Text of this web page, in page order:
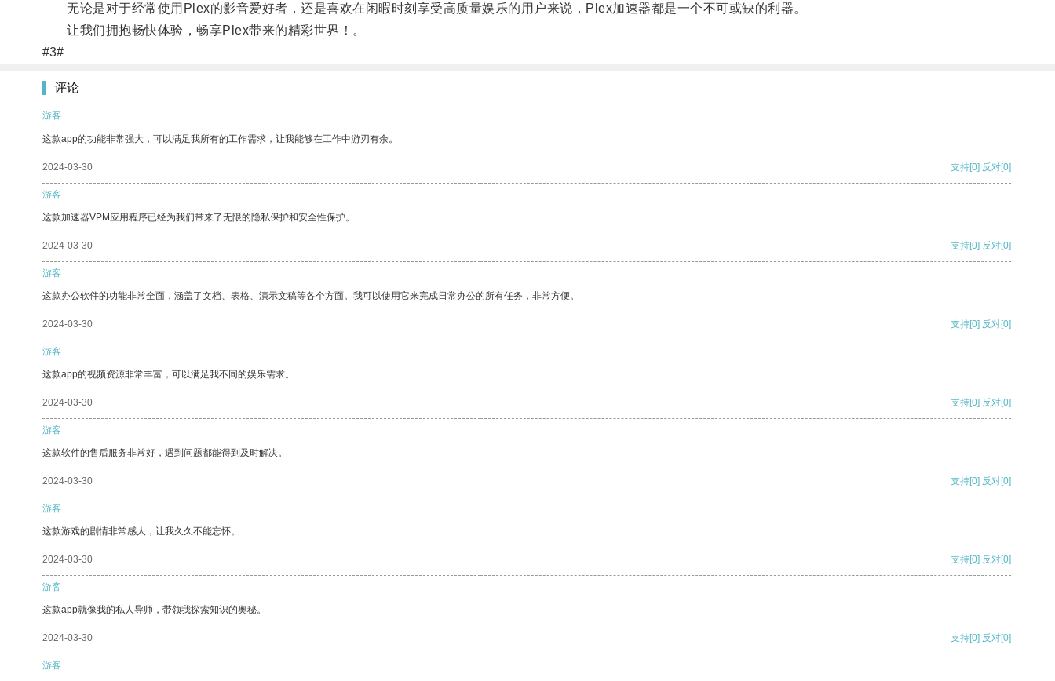
无论是对于经常使用Plex的影音爱好者，还是喜欢在闲暇时刻享受高质量娱乐的用户来说，Plex加速器都是一个不可或缺的利器。
让我们拥抱畅快体验，畅享Plex带来的精彩世界！。
#3#
评论
游客
这款app的功能非常强大，可以满足我所有的工作需求，让我能够在工作中游刃有余。
2024-03-30 支持[0] 反对[0]
游客
这款加速器VPM应用程序已经为我们带来了无限的隐私保护和安全性保护。
2024-03-30 支持[0] 反对[0]
游客
这款办公软件的功能非常全面，涵盖了文档、表格、演示文稿等各个方面。我可以使用它来完成日常办公的所有任务，非常方便。
2024-03-30 支持[0] 反对[0]
游客
这款app的视频资源非常丰富，可以满足我不同的娱乐需求。
2024-03-30 支持[0] 反对[0]
游客
这款软件的售后服务非常好，遇到问题都能得到及时解决。
2024-03-30 支持[0] 反对[0]
游客
这款游戏的剧情非常感人，让我久久不能忘怀。
2024-03-30 支持[0] 反对[0]
游客
这款app就像我的私人导师，带领我探索知识的奥秘。
2024-03-30 支持[0] 反对[0]
游客